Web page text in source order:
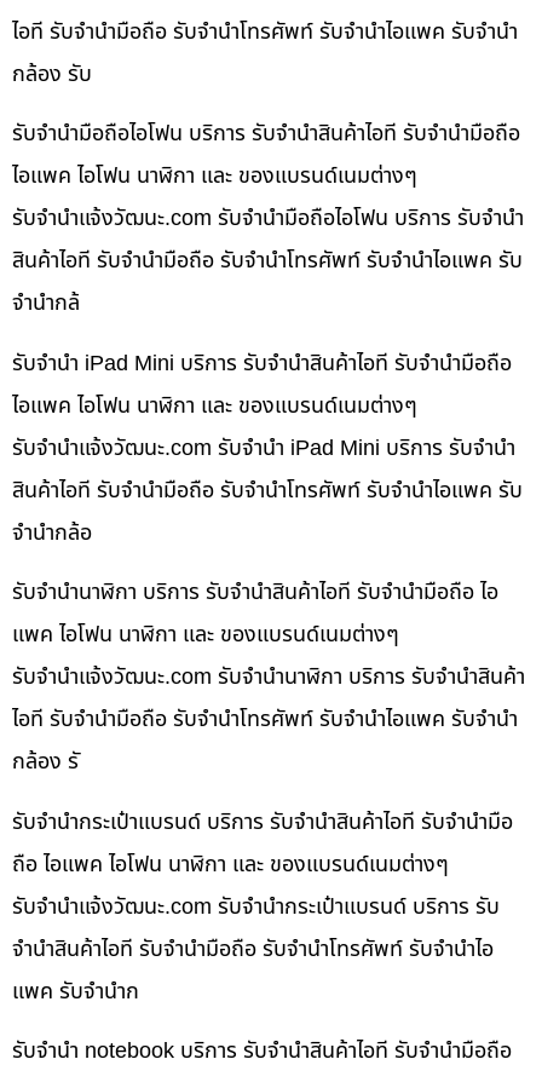
ไอที รับจำนำมือถือ รับจำนำโทรศัพท์ รับจำนำไอแพค รับจำนำ
กล้อง รับ
รับจำนำมือถือไอโฟน บริการ รับจำนำสินค้าไอที รับจำนำมือถือ
ไอแพค ไอโฟน นาฬิกา และ ของแบรนด์เนมต่างๆ
รับจํานําแจ้งวัฒนะ.com รับจำนำมือถือไอโฟน บริการ รับจำนำ
สินค้าไอที รับจำนำมือถือ รับจำนำโทรศัพท์ รับจำนำไอแพค รับ
จำนำกล้
รับจำนำ iPad Mini บริการ รับจำนำสินค้าไอที รับจำนำมือถือ
ไอแพค ไอโฟน นาฬิกา และ ของแบรนด์เนมต่างๆ
รับจํานําแจ้งวัฒนะ.com รับจำนำ iPad Mini บริการ รับจำนำ
สินค้าไอที รับจำนำมือถือ รับจำนำโทรศัพท์ รับจำนำไอแพค รับ
จำนำกล้อ
รับจำนำนาฬิกา บริการ รับจำนำสินค้าไอที รับจำนำมือถือ ไอ
แพค ไอโฟน นาฬิกา และ ของแบรนด์เนมต่างๆ
รับจํานําแจ้งวัฒนะ.com รับจำนำนาฬิกา บริการ รับจำนำสินค้า
ไอที รับจำนำมือถือ รับจำนำโทรศัพท์ รับจำนำไอแพค รับจำนำ
กล้อง รั
รับจำนำกระเป๋าแบรนด์ บริการ รับจำนำสินค้าไอที รับจำนำมือ
ถือ ไอแพค ไอโฟน นาฬิกา และ ของแบรนด์เนมต่างๆ
รับจํานําแจ้งวัฒนะ.com รับจำนำกระเป๋าแบรนด์ บริการ รับ
จำนำสินค้าไอที รับจำนำมือถือ รับจำนำโทรศัพท์ รับจำนำไอ
แพค รับจำนำก
รับจำนำ notebook บริการ รับจำนำสินค้าไอที รับจำนำมือถือ